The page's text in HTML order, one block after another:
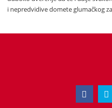
i nepredvidive domete glumačkog